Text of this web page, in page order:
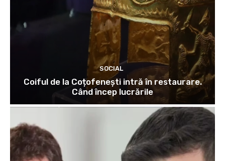
SOCIAL
Coiful de la Coțofenești intră în restaurare.
Când încep lucrările